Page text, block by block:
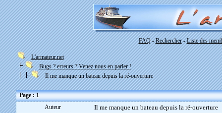
FAQ-Rechercher-Liste des
L'armateur.net
Bugs ? erreurs ? Venez nous en parler !
Il me manque un bateau depuis la ré-ouverture
Page : 1
Auteur
Il me manque un bateau depuis la ré-ouverture